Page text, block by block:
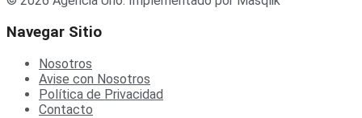
Navegar Sitio
Nosotros
Avise con Nosotros
Política de Privacidad
Contacto